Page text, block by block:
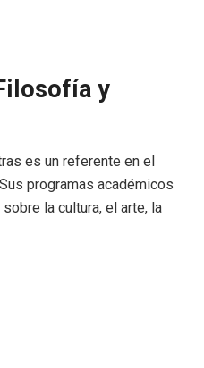
y
es un referente en el
programas académicos
la cultura, el arte, la